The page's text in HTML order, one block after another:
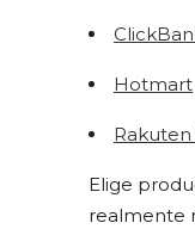
Hotmart
Elige
realmente